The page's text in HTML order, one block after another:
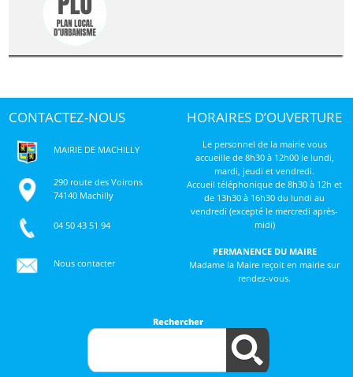
CONTACTEZ-NOUS
MAIRIE DE MACHILLY
290 route des Voirons
74140 Machilly
04 50 43 51 94
Nous contacter
HORAIRES D’OUVERTURE
Le personnel de la mairie vous
accueille de 8h30 à 12h00 le lundi,
mardi, jeudi et vendredi.
Accueil téléphonique de 8h30 à 12h et
de 13h30 à 16h30 du lundi au
vendredi (excepté le mercredi après-
midi)
PERMANENCE DU MAIRE
Madame la Maire reçoit en mairie sur
rendez-vous.
Rechercher